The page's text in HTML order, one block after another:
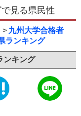
見る県民性
九州大学合格者
ランキング
ンキング